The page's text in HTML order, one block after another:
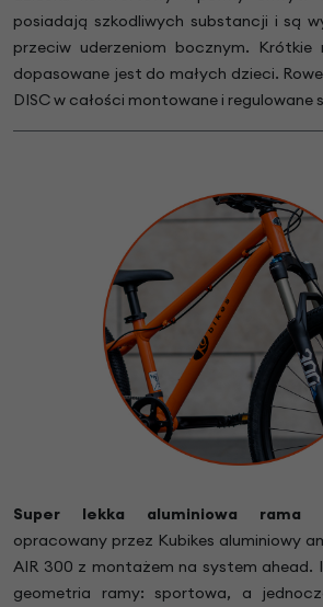
posiadają szkodliwych substancji i są
przeciw uderzeniom bocznym. Krótkie
dopasowane jest do małych dzieci.
DISC w całości montowane i regulowane
Super lekka aluminiowa rama
opracowany przez Kubikes aluminiowy
AIR 300 z montażem na system ahead.
geometria ramy: sportowa, a